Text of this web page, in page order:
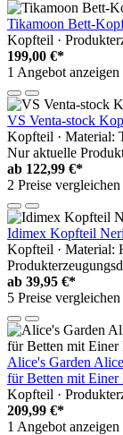
Tikamoon Bett-
Kopfteil ·
199,00 €*
1 Angebot anzeigen
VS Venta-stock
Kopfteil · Material:
Nur aktuelle
ab 122,99 €*
2 Preise vergleichen
Idimex Kopfteil
Kopfteil · Material:
ab 39,95 €*
5 Preise vergleichen
Alice's Garden
für Betten mit
Kopfteil ·
209,99 €*
1 Angebot anzeigen